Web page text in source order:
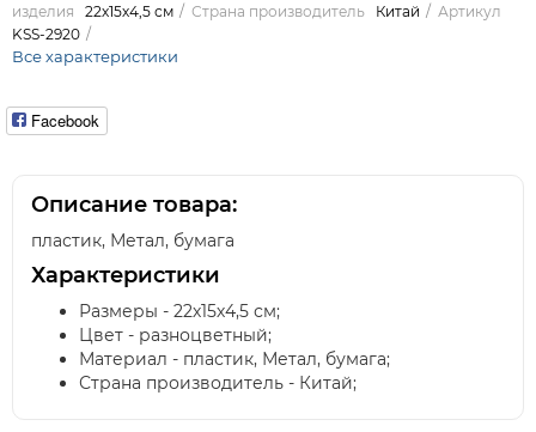
изделия
22х15х4,5 см Страна производитель Китай
Артикул
KSS-2920
Все характеристики
Facebook
Описание товара:
пластик, Метал, бумага
Характеристики
Размеры - 22х15х4,5 см;
Цвет - разноцветный;
Материал - пластик, Метал, бумага;
Страна производитель - Китай;